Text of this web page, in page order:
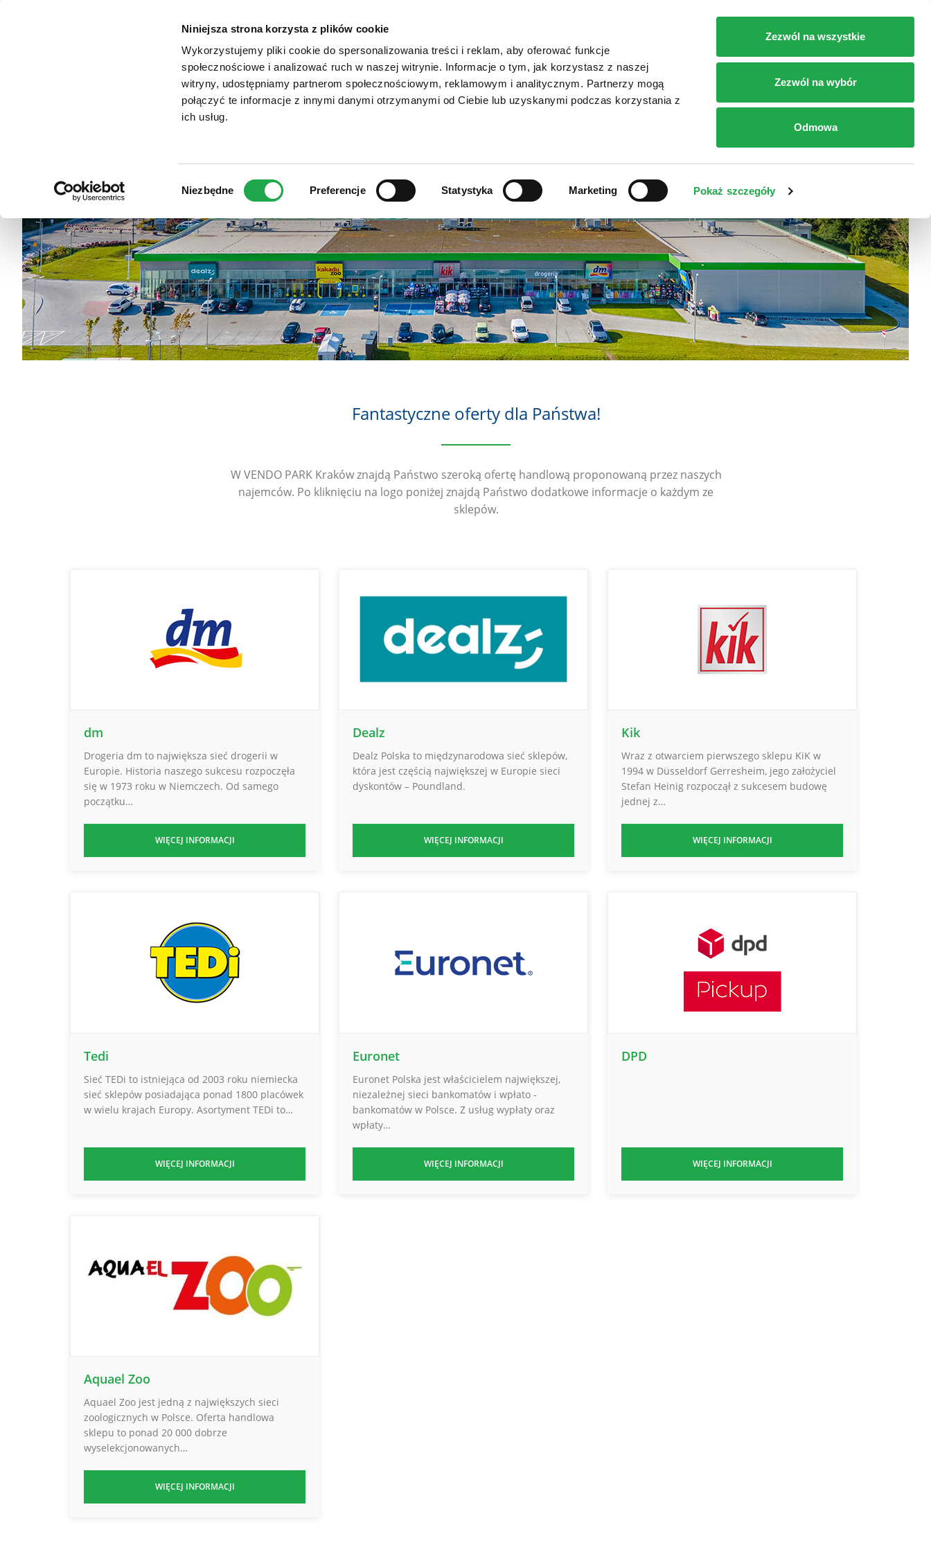
Niniejsza strona korzysta z plików cookie
Wykorzystujemy pliki cookie do spersonalizowania treści i reklam, aby oferować funkcje
społecznościowe i analizować ruch w naszej witrynie. Informacje o tym, jak korzystasz z naszej
witryny, udostępniamy partnerom społecznościowym, reklamowym i analitycznym. Partnerzy mogą
połączyć te informacje z innymi danymi otrzymanymi od Ciebie lub uzyskanymi podczas korzystania z
ich usług.
Niezbędne Preferencje Statystyka Marketing Pokaż szczegóły
Zezwól na wszystkie
Zezwól na wybór
Odmowa
VENDO PARK KRAKÓW
Fantastyczne oferty dla Państwa!
W VENDO PARK Kraków znajdą Państwo szeroką ofertę handlową proponowaną przez naszych
najemców. Po kliknięciu na logo poniżej znajdą Państwo dodatkowe informacje o każdym ze
sklepów.
dm
Drogeria dm to największa sieć drogerii w
Europie. Historia naszego sukcesu rozpoczęła
się w 1973 roku w Niemczech. Od samego
początku…
WIĘCEJ INFORMACJI
Dealz
Dealz Polska to międzynarodowa sieć sklepów,
która jest częścią największej w Europie sieci
dyskontów – Poundland.
WIĘCEJ INFORMACJI
Kik
Wraz z otwarciem pierwszego sklepu KiK w
1994 w Düsseldorf Gerresheim, jego założyciel
Stefan Heinig rozpoczął z sukcesem budowę
jednej z…
WIĘCEJ INFORMACJI
Tedi
Sieć TEDi to istniejąca od 2003 roku niemiecka
sieć sklepów posiadająca ponad 1800 placówek
w wielu krajach Europy. Asortyment TEDi to…
WIĘCEJ INFORMACJI
Euronet
Euronet Polska jest właścicielem największej,
niezależnej sieci bankomatów i wpłato -
bankomatów w Polsce. Z usług wypłaty oraz
wpłaty…
WIĘCEJ INFORMACJI
DPD
WIĘCEJ INFORMACJI
Aquael Zoo
Aquael Zoo jest jedną z największych sieci
zoologicznych w Polsce. Oferta handlowa
sklepu to ponad 20 000 dobrze
wyselekcjonowanych…
WIĘCEJ INFORMACJI